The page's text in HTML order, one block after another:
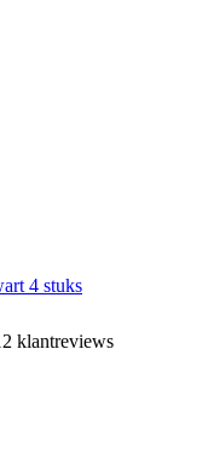
4 stuks
klantreviews